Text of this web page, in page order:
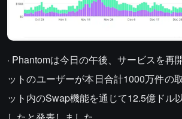
· Phantomは今日の午後、サービスを再
ットのユーザーが本日合計1000万件の
ット内のSwap機能を通じて12.5億ドル